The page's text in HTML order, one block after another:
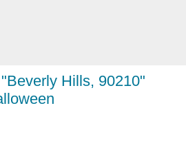
Hills, 90210"